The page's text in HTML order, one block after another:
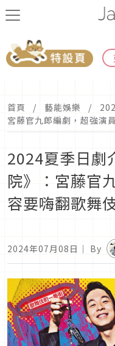
首頁 藝能娛樂
宮藤官九郎編劇，超強演
2024夏季日劇
院》：宮藤官
容要嗨翻歌舞
2024年07月08日 ｜ By